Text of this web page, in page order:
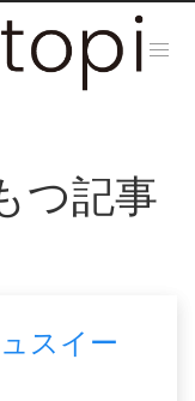
つ記事
スイー